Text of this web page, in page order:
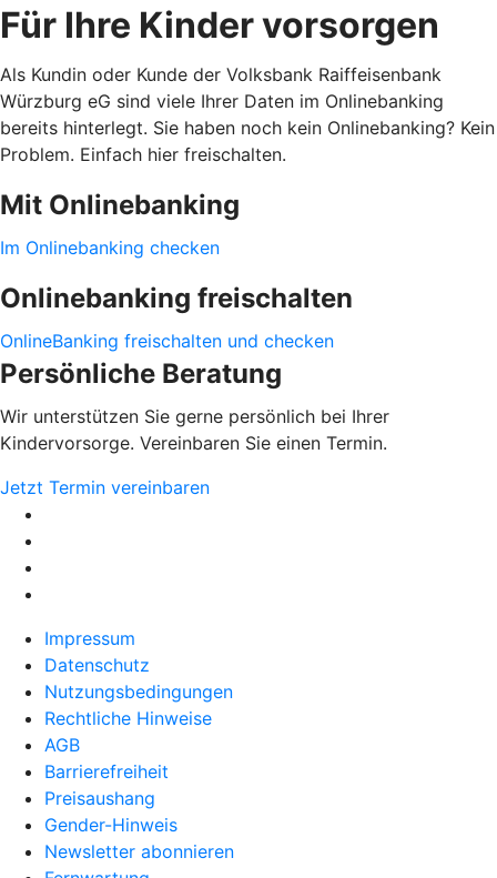
Für Ihre Kinder vorsorgen
Als Kundin oder Kunde der Volksbank Raiffeisenbank
Würzburg eG sind viele Ihrer Daten im Onlinebanking
bereits hinterlegt. Sie haben noch kein Onlinebanking? Kein
Problem. Einfach hier freischalten.
Mit Onlinebanking
Im Onlinebanking checken
Onlinebanking freischalten
OnlineBanking freischalten und checken
Persönliche Beratung
Wir unterstützen Sie gerne persönlich bei Ihrer
Kindervorsorge. Vereinbaren Sie einen Termin.
Jetzt Termin vereinbaren
Impressum
Datenschutz
Nutzungsbedingungen
Rechtliche Hinweise
AGB
Barrierefreiheit
Preisaushang
Gender-Hinweis
Newsletter abonnieren